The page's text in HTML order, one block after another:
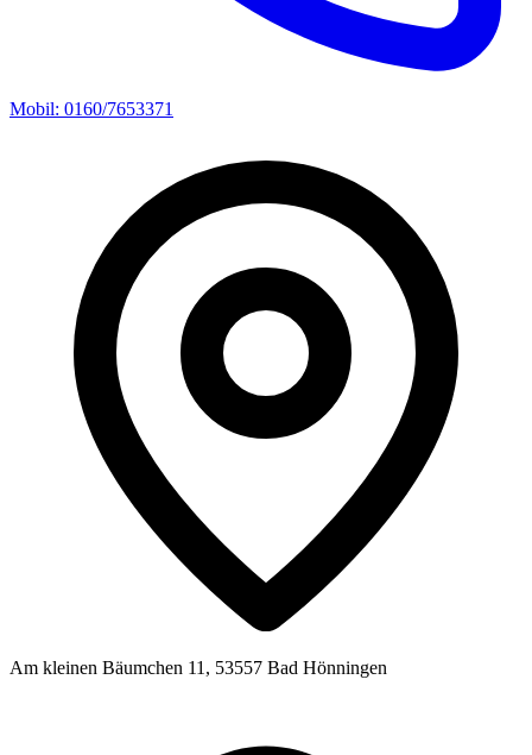
Mobil: 0160/7653371
Am kleinen Bäumchen 11, 53557 Bad Hönningen